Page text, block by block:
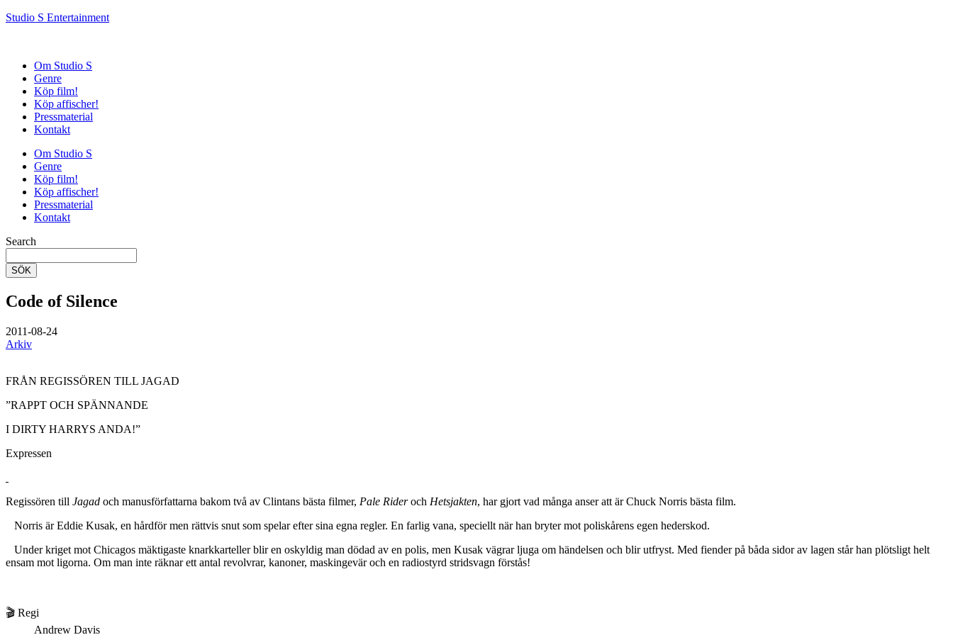
Studio S Entertainment
Om Studio S
Genre
Köp film!
Köp affischer!
Pressmaterial
Kontakt
Om Studio S
Genre
Köp film!
Köp affischer!
Pressmaterial
Kontakt
Search
SÖK
Code of Silence
2011-08-24
Arkiv
FRÅN REGISSÖREN TILL JAGAD
”RAPPT OCH SPÄNNANDE
I DIRTY HARRYS ANDA!”
Expressen
Regissören till Jagad och manusförfattarna bakom två av Clintans bästa filmer, Pale Rideroch Hetsjakten, har gjort vad många anser att är Chuck Norris bästa film.
Norris är Eddie Kusak, en hårdför men rättvis snut som spelar efter sina egna regler. En farlig vana, speciellt när han bryter mot poliskårens egen hederskod.
Under kriget mot Chicagos mäktigaste knarkkarteller blir en oskyldig man dödad av en polis, men Kusak vägrar ljuga om händelsen och blir utfryst. Med fiender på båda sidor av lagen står han plötsligt helt
ensam mot ligorna. Om man inte räknar ett antal revolvrar, kanoner, maskingevär och en radiostyrd stridsvagn förstås!
🎬 Regi
Andrew Davis